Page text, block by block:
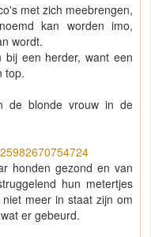
met zich meebrengen,
kan worden imo,
wordt.
een herder, want een
top.
de blonde vrouw in de
honden gezond en van
hun metertjes
meer in staat zijn om
er gebeurd.